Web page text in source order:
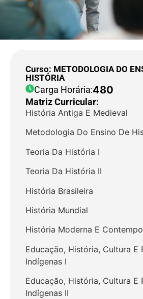
Curso: METODOLOGIA DO
HISTÓRIA
Carga Horária:480
Matriz Curricular:
História Antiga E Medieval
Metodologia Do Ensino De
Teoria Da História I
Teoria Da História II
História Brasileira
História Mundial
História Moderna E
Educação, História, Cultura E
Indígenas I
Educação, História, Cultura E
Indígenas II